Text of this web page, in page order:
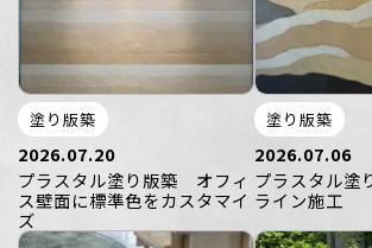
塗り版築
2026.07.20
プラスタル塗り版築 オフィ
ス壁面に標準色をカスタマイ
ズ
塗り版築
2026.07.06
プラスタル塗
ライン施工